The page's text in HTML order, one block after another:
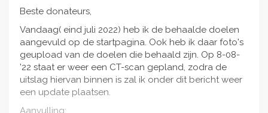
Trouwjurken passen en fotoshoot: Doel behaald.
Een wens van mijn dochters is dat ik mee ga om
bruidsjurken uit te kiezen. Ik zal hun trouwdag nooit
meemaken, maar hoop nog wel deze kans te krijgen.
Aansluitend willen we een fotoshoot gaan doen,
zodat voor mijn meiden dit moment vastgelegd word.
Paar nachten kamperen in Oisterwijk: Camping
Beste donateurs,
Vandaag( eind juli 2022) heb ik de behaalde doelen
aangevuld op de startpagina. Ook heb ik daar foto's
geupload van de doelen die behaald zijn. Op 8-08-
'22 staat er weer een CT-scan gepland, zodra de
uitslag hiervan binnen is zal ik onder dit bericht weer
een update plaatsen.
Aanvulling: